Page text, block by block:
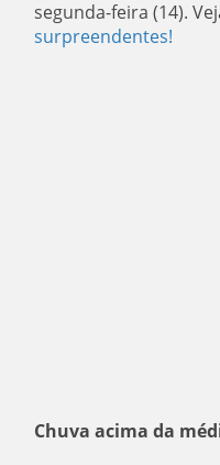
segunda-feira (14).
surpreendentes!
Chuva acima da